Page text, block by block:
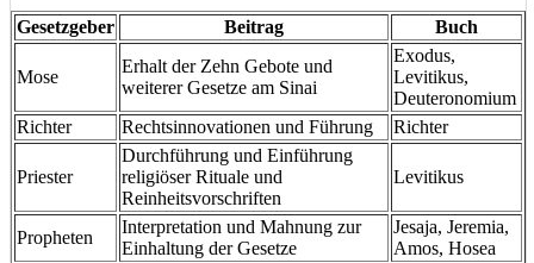
Gesetzgeber Beitrag Buch
Mose
Erhalt der Zehn Gebote und
weiterer Gesetze am Sinai
Exodus,
Levitikus,
Deuteronomium
Richter
Rechtsinnovationen und Führung Richter
Priester
Durchführung und Einführung
religiöser Rituale und
Reinheitsvorschriften
Levitikus
Propheten
Interpretation und Mahnung zur
Einhaltung der Gesetze
Jesaja, Jeremia,
Amos, Hosea